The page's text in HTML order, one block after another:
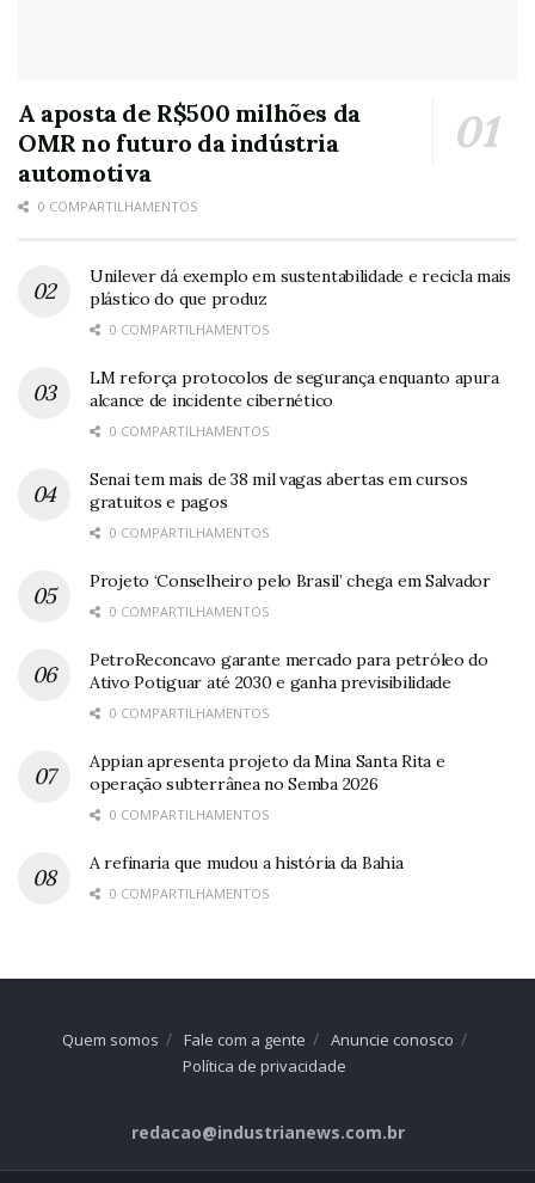
A aposta de R$500 milhões da
OMR no futuro da indústria
automotiva
0 COMPARTILHAMENTOS
Unilever dá exemplo em sustentabilidade e recicla mais
plástico do que produz
0 COMPARTILHAMENTOS
LM reforça protocolos de segurança enquanto apura
alcance de incidente cibernético
0 COMPARTILHAMENTOS
Senai tem mais de 38 mil vagas abertas em cursos
gratuitos e pagos
0 COMPARTILHAMENTOS
Projeto ‘Conselheiro pelo Brasil’ chega em Salvador
0 COMPARTILHAMENTOS
PetroReconcavo garante mercado para petróleo do
Ativo Potiguar até 2030 e ganha previsibilidade
0 COMPARTILHAMENTOS
Appian apresenta projeto da Mina Santa Rita e
operação subterrânea no Semba 2026
0 COMPARTILHAMENTOS
A refinaria que mudou a história da Bahia
0 COMPARTILHAMENTOS
Quem somos Fale com a gente
Anuncie conosco
Política de privacidade
redacao@industrianews.com.br